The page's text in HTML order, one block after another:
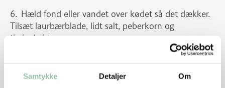
Samtykke Detaljer Om
Hæld fond eller vandet over kødet så det dækker.
Tilsæt laurbærblade, lidt salt, peberkorn og
timiankviste.
Dæk fadet til og sæt det i ovnen i ca. 2-4 timer.
når man stikker i det med en lille spids kniv eller